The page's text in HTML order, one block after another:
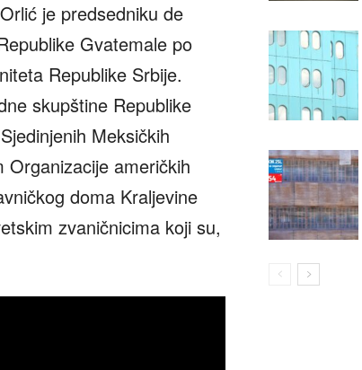
je predsedniku de
Gvatemale po
Republike Srbije.
skupštine Republike
Meksičkih
američkih
doma Kraljevine
zvaničnicima koji su,